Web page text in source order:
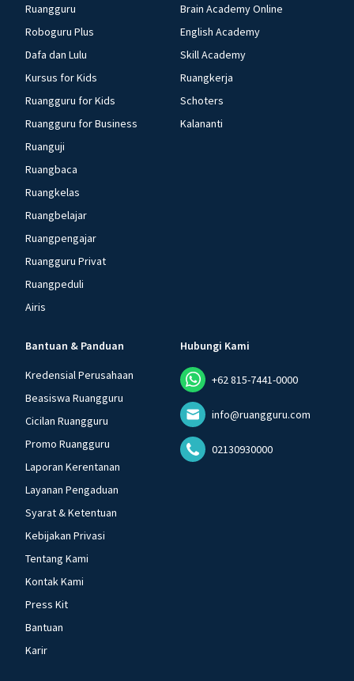
Ruangguru
Roboguru Plus
Dafa dan Lulu
Kursus for Kids
Ruangguru for Kids
Ruangguru for Business
Ruanguji
Ruangbaca
Ruangkelas
Ruangbelajar
Ruangpengajar
Ruangguru Privat
Ruangpeduli
Airis
Brain Academy Online
English Academy
Skill Academy
Ruangkerja
Schoters
Kalananti
Bantuan & Panduan
Kredensial Perusahaan
Beasiswa Ruangguru
Cicilan Ruangguru
Promo Ruangguru
Laporan Kerentanan
Layanan Pengaduan
Syarat & Ketentuan
Kebijakan Privasi
Tentang Kami
Kontak Kami
Press Kit
Bantuan
Karir
Hubungi Kami
+62 815-7441-0000
info@ruangguru.com
02130930000